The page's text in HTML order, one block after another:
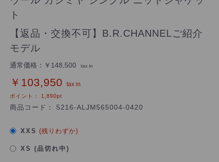
ト
【返品・交換不可】B.R.CHANNELご紹介
モデル
通常価格： ￥148,500 tax in
￥103,950 tax in
ポイント： 1,890pt
商品コード： 5216-ALJM565004-0420
XXS (残りわずか)
XS (品切れ中)